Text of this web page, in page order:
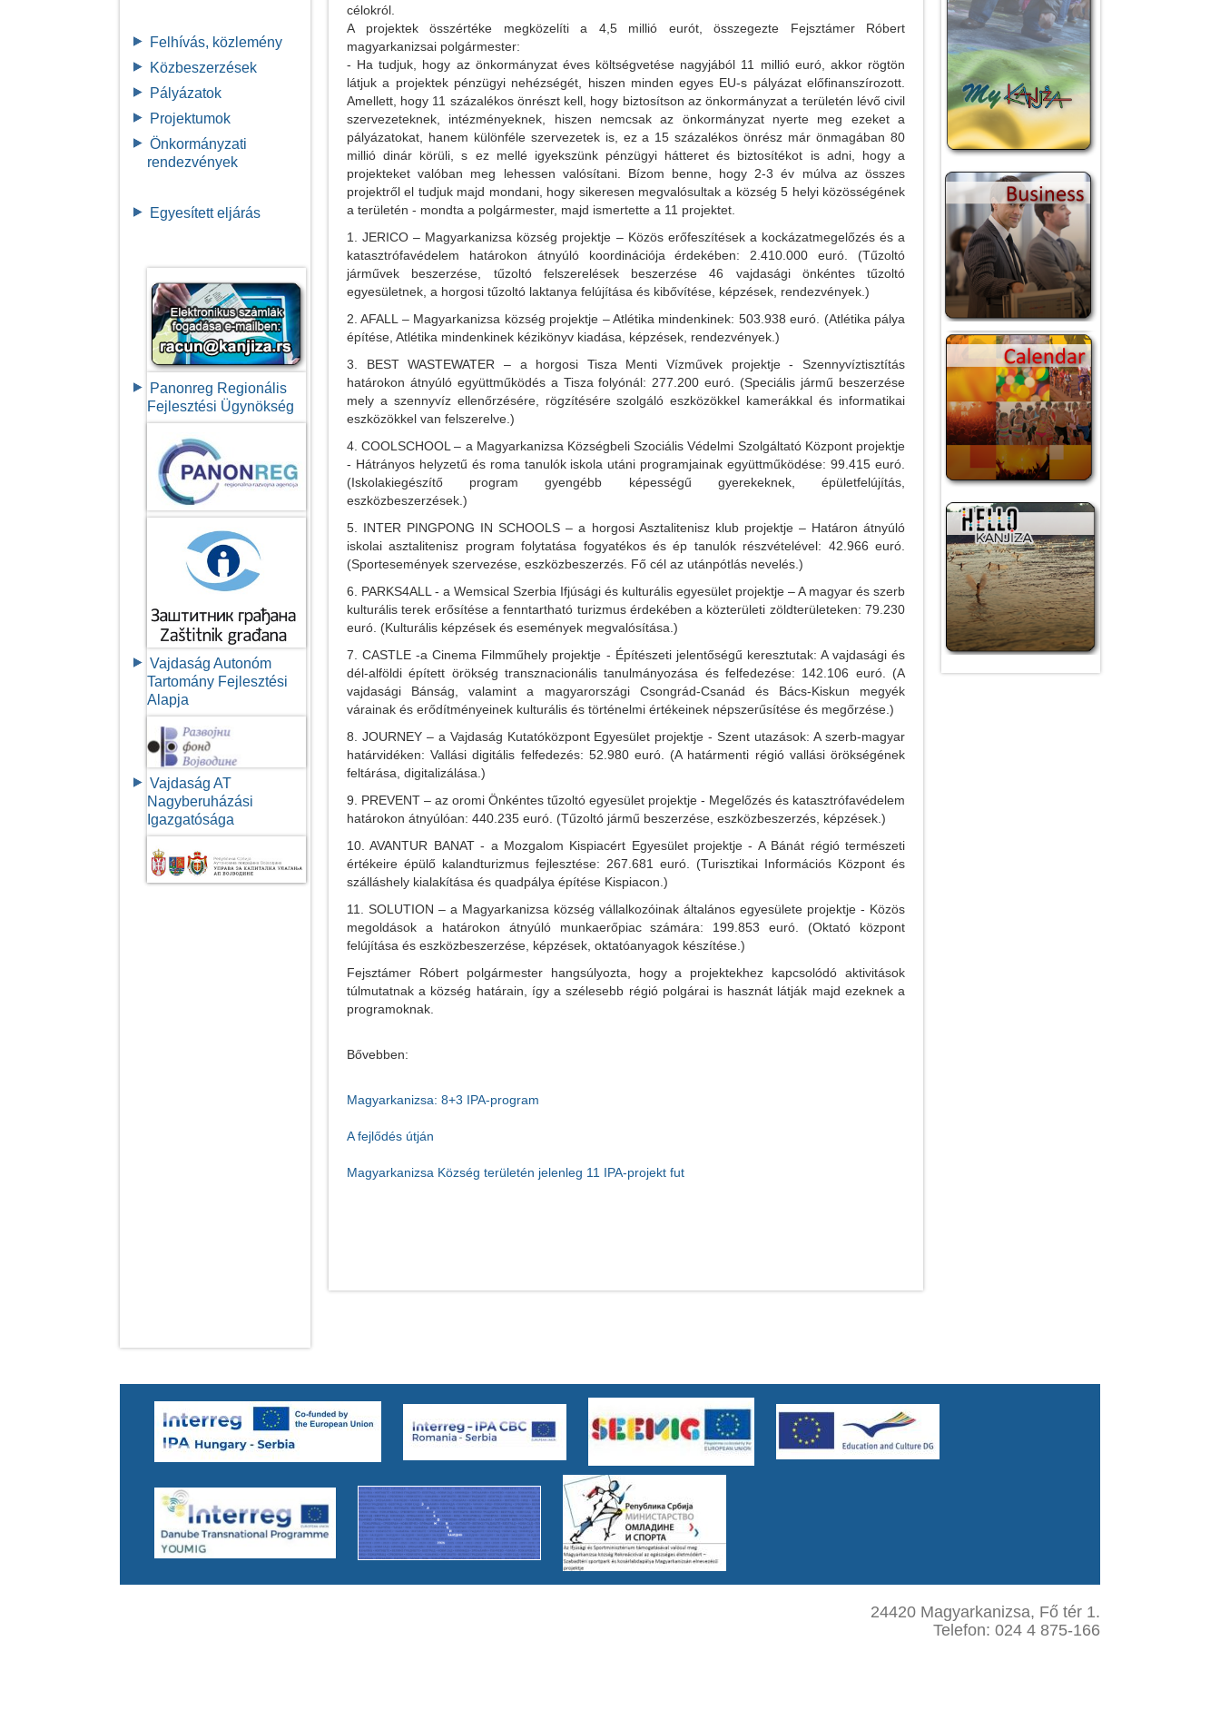
Felhívás, közlemény
Közbeszerzések
Pályázatok
Projektumok
Önkormányzati
rendezvények
Egyesített eljárás
Panonreg Regionális
Fejlesztési Ügynökség
Vajdaság Autonóm
Tartomány Fejlesztési
Alapja
Vajdaság AT
Nagyberuházási
Igazgatósága
célokról.
A projektek összértéke megközelíti a 4,5 millió eurót, összegezte Fejsztámer Róbert
magyarkanizsai polgármester:
- Ha tudjuk, hogy az önkormányzat éves költségvetése nagyjából 11 millió euró, akkor rögtön
látjuk a projektek pénzügyi nehézségét, hiszen minden egyes EU-s pályázat előfinanszírozott.
Amellett, hogy 11 százalékos önrészt kell, hogy biztosítson az önkormányzat a területén lévő civil
szervezeteknek, intézményeknek, hiszen nemcsak az önkormányzat nyerte meg ezeket a
pályázatokat, hanem különféle szervezetek is, ez a 15 százalékos önrész már önmagában 80
millió dinár körüli, s ez mellé igyekszünk pénzügyi hátteret és biztosítékot is adni, hogy a
projekteket valóban meg lehessen valósítani. Bízom benne, hogy 2-3 év múlva az összes
projektről el tudjuk majd mondani, hogy sikeresen megvalósultak a község 5 helyi közösségének
a területén - mondta a polgármester, majd ismertette a 11 projektet.
1. JERICO – Magyarkanizsa község projektje – Közös erőfeszítések a kockázatmegelőzés és a
katasztrófavédelem határokon átnyúló koordinációja érdekében: 2.410.000 euró. (Tűzoltó
járművek beszerzése, tűzoltó felszerelések beszerzése 46 vajdasági önkéntes tűzoltó
egyesületnek, a horgosi tűzoltó laktanya felújítása és kibővítése, képzések, rendezvények.)
2. AFALL – Magyarkanizsa község projektje – Atlétika mindenkinek: 503.938 euró. (Atlétika pálya
építése, Atlétika mindenkinek kézikönyv kiadása, képzések, rendezvények.)
3. BEST WASTEWATER – a horgosi Tisza Menti Vízművek projektje - Szennyvíztisztítás
határokon átnyúló együttműködés a Tisza folyónál: 277.200 euró. (Speciális jármű beszerzése
mely a szennyvíz ellenőrzésére, rögzítésére szolgáló eszközökkel kamerákkal és informatikai
eszközökkel van felszerelve.)
4. COOLSCHOOL – a Magyarkanizsa Községbeli Szociális Védelmi Szolgáltató Központ projektje
- Hátrányos helyzetű és roma tanulók iskola utáni programjainak együttműködése: 99.415 euró.
(Iskolakiegészítő program gyengébb képességű gyerekeknek, épületfelújítás,
eszközbeszerzések.)
5. INTER PINGPONG IN SCHOOLS – a horgosi Asztalitenisz klub projektje – Határon átnyúló
iskolai asztalitenisz program folytatása fogyatékos és ép tanulók részvételével: 42.966 euró.
(Sportesemények szervezése, eszközbeszerzés. Fő cél az utánpótlás nevelés.)
6. PARKS4ALL - a Wemsical Szerbia Ifjúsági és kulturális egyesület projektje – A magyar és szerb
kulturális terek erősítése a fenntartható turizmus érdekében a közterületi zöldterületeken: 79.230
euró. (Kulturális képzések és események megvalósítása.)
7. CASTLE -a Cinema Filmműhely projektje - Építészeti jelentőségű keresztutak: A vajdasági és
dél-alföldi épített örökség transznacionális tanulmányozása és felfedezése: 142.106 euró. (A
vajdasági Bánság, valamint a magyarországi Csongrád-Csanád és Bács-Kiskun megyék
várainak és erődítményeinek kulturális és történelmi értékeinek népszerűsítése és megőrzése.)
8. JOURNEY – a Vajdaság Kutatóközpont Egyesület projektje - Szent utazások: A szerb-magyar
határvidéken: Vallási digitális felfedezés: 52.980 euró. (A határmenti régió vallási örökségének
feltárása, digitalizálása.)
9. PREVENT – az oromi Önkéntes tűzoltó egyesület projektje - Megelőzés és katasztrófavédelem
határokon átnyúlóan: 440.235 euró. (Tűzoltó jármű beszerzése, eszközbeszerzés, képzések.)
10. AVANTUR BANAT - a Mozgalom Kispiacért Egyesület projektje - A Bánát régió természeti
értékeire épülő kalandturizmus fejlesztése: 267.681 euró. (Turisztikai Információs Központ és
szálláshely kialakítása és quadpálya építése Kispiacon.)
11. SOLUTION – a Magyarkanizsa község vállalkozóinak általános egyesülete projektje - Közös
megoldások a határokon átnyúló munkaerőpiac számára: 199.853 euró. (Oktató központ
felújítása és eszközbeszerzése, képzések, oktatóanyagok készítése.)
Fejsztámer Róbert polgármester hangsúlyozta, hogy a projektekhez kapcsolódó aktivitások
túlmutatnak a község határain, így a szélesebb régió polgárai is hasznát látják majd ezeknek a
programoknak.
Bővebben:
Magyarkanizsa: 8+3 IPA-program
A fejlődés útján
Magyarkanizsa Község területén jelenleg 11 IPA-projekt fut
24420 Magyarkanizsa, Fő tér 1.
Telefon: 024 4 875-166